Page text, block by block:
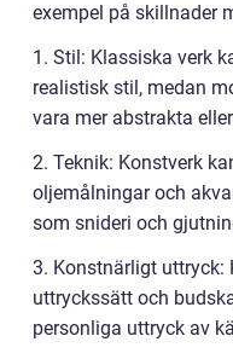
exempel på skillnader
1. Stil: Klassiska verk
realistisk stil, medan
vara mer abstrakta
2. Teknik: Konstverk
oljemålningar och
som snideri och
3. Konstnärligt uttryck:
uttryckssätt och
personliga uttryck av